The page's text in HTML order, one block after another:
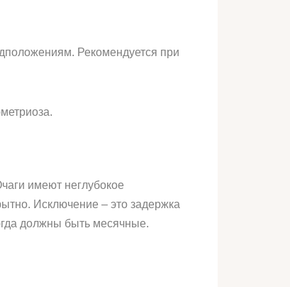
Рекомендуется при
имеют неглубокое
Исключение – это задержка
должны быть месячные.